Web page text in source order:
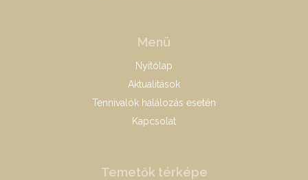
Menü
Nyitólap
Aktualitások
Tennivalók halálozás esetén
Kapcsolat
Temetők térképe